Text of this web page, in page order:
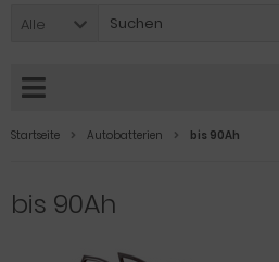
Alle
Startseite Autobatterien bis 90Ah
bis 90Ah